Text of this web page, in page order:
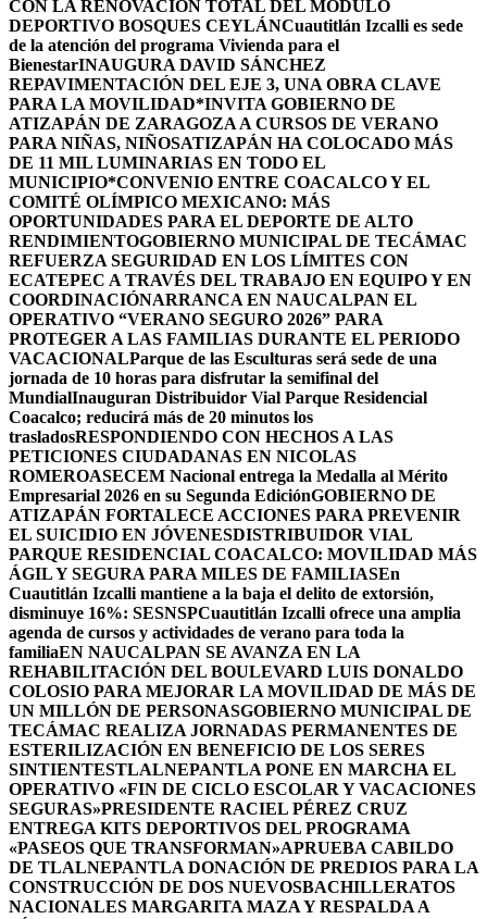
CON LA RENOVACIÓN TOTAL DEL MÓDULO
DEPORTIVO BOSQUES CEYLÁNCuautitlán Izcalli es sede
de la atención del programa Vivienda para el
BienestarINAUGURA DAVID SÁNCHEZ
REPAVIMENTACIÓN DEL EJE 3, UNA OBRA CLAVE
PARA LA MOVILIDAD*INVITA GOBIERNO DE
ATIZAPÁN DE ZARAGOZA A CURSOS DE VERANO
PARA NIÑAS, NIÑOSATIZAPÁN HA COLOCADO MÁS
DE 11 MIL LUMINARIAS EN TODO EL
MUNICIPIO*CONVENIO ENTRE COACALCO Y EL
COMITÉ OLÍMPICO MEXICANO: MÁS
OPORTUNIDADES PARA EL DEPORTE DE ALTO
RENDIMIENTOGOBIERNO MUNICIPAL DE TECÁMAC
REFUERZA SEGURIDAD EN LOS LÍMITES CON
ECATEPEC A TRAVÉS DEL TRABAJO EN EQUIPO Y EN
COORDINACIÓNARRANCA EN NAUCALPAN EL
OPERATIVO “VERANO SEGURO 2026” PARA
PROTEGER A LAS FAMILIAS DURANTE EL PERIODO
VACACIONALParque de las Esculturas será sede de una
jornada de 10 horas para disfrutar la semifinal del
MundialInauguran Distribuidor Vial Parque Residencial
Coacalco; reducirá más de 20 minutos los
trasladosRESPONDIENDO CON HECHOS A LAS
PETICIONES CIUDADANAS EN NICOLAS
ROMEROASECEM Nacional entrega la Medalla al Mérito
Empresarial 2026 en su Segunda EdiciónGOBIERNO DE
ATIZAPÁN FORTALECE ACCIONES PARA PREVENIR
EL SUICIDIO EN JÓVENESDISTRIBUIDOR VIAL
PARQUE RESIDENCIAL COACALCO: MOVILIDAD MÁS
ÁGIL Y SEGURA PARA MILES DE FAMILIASEn
Cuautitlán Izcalli mantiene a la baja el delito de extorsión,
disminuye 16%: SESNSPCuautitlán Izcalli ofrece una amplia
agenda de cursos y actividades de verano para toda la
familiaEN NAUCALPAN SE AVANZA EN LA
REHABILITACIÓN DEL BOULEVARD LUIS DONALDO
COLOSIO PARA MEJORAR LA MOVILIDAD DE MÁS DE
UN MILLÓN DE PERSONASGOBIERNO MUNICIPAL DE
TECÁMAC REALIZA JORNADAS PERMANENTES DE
ESTERILIZACIÓN EN BENEFICIO DE LOS SERES
SINTIENTESTLALNEPANTLA PONE EN MARCHA EL
OPERATIVO «FIN DE CICLO ESCOLAR Y VACACIONES
SEGURAS»PRESIDENTE RACIEL PÉREZ CRUZ
ENTREGA KITS DEPORTIVOS DEL PROGRAMA
«PASEOS QUE TRANSFORMAN»APRUEBA CABILDO
DE TLALNEPANTLA DONACIÓN DE PREDIOS PARA LA
CONSTRUCCIÓN DE DOS NUEVOSBACHILLERATOS
NACIONALES MARGARITA MAZA Y RESPALDA A